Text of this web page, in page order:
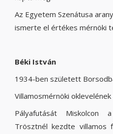
Az Egyetem Szenátusa
ismerte el értékes mérnöki
Béki István
1934-ben született
Villamosmérnöki
Pályafutását Miskolcon
Trösztnél kezdte villamos